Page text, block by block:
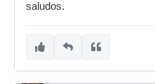
saludos.